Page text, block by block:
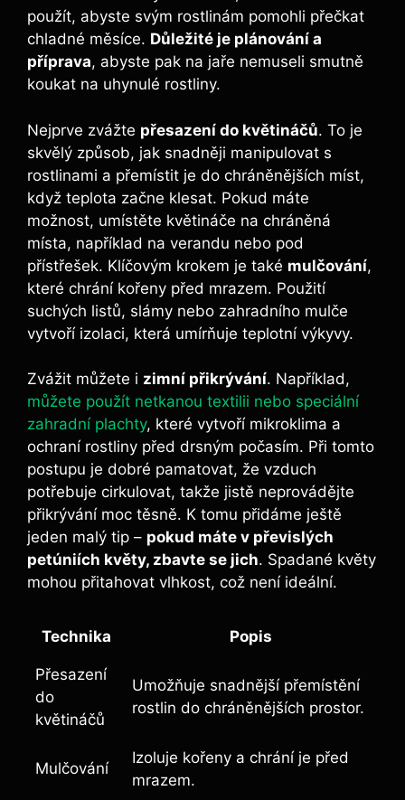
použít, abyste svým rostlinám pomohli přečkat
chladné měsíce. Důležité je plánování a
příprava, abyste pak na jaře nemuseli smutně
koukat na uhynulé rostliny.
Nejprve zvážte přesazení do květináčů. To je
skvělý způsob, jak snadněji manipulovat s
rostlinami a přemístit je do chráněnějších míst,
když teplota začne klesat. Pokud máte
možnost, umístěte květináče na chráněná
místa, například na verandu nebo pod
přístřešek. Klíčovým krokem je také mulčování,
které chrání kořeny před mrazem. Použití
suchých listů, slámy nebo zahradního mulče
vytvoří izolaci, která umírňuje teplotní výkyvy.
Zvážit můžete i zimní přikrývání. Například,
můžete použít netkanou textilii nebo speciální
zahradní plachty, které vytvoří mikroklima a
ochraní rostliny před drsným počasím. Při tomto
postupu je dobré pamatovat, že vzduch
potřebuje cirkulovat, takže jistě neprovádějte
přikrývání moc těsně. K tomu přidáme ještě
jeden malý tip – pokud máte v převislých
petúniích květy, zbavte se jich. Spadané květy
mohou přitahovat vlhkost, což není ideální.
Technika Popis
Přesazení
do
květináčů
Umožňuje snadnější přemístění
rostlin do chráněnějších prostor.
Mulčování
Izoluje kořeny a chrání je před
mrazem.